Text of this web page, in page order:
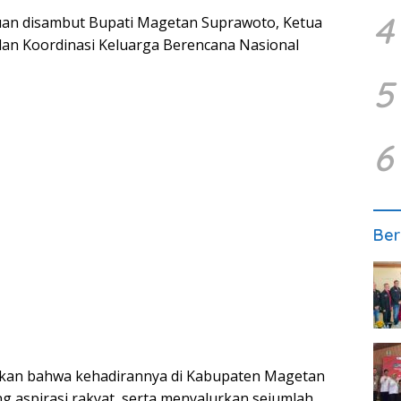
disambut Bupati Magetan Suprawoto, Ketua
Koordinasi Keluarga Berencana Nasional
bahwa kehadirannya di Kabupaten Magetan
4
5
6